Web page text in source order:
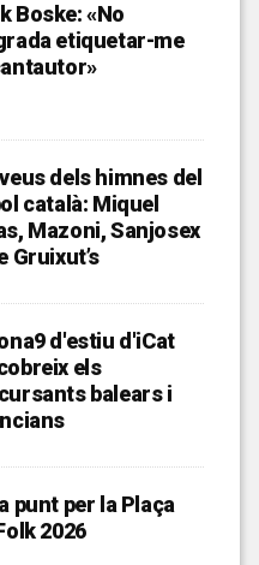
Boske: «No
etiquetar-me
dels himnes del
català: Miquel
Mazoni, Sanjosex
Gruixut’s
d'estiu d'iCat
els
balears i
punt per la Plaça
2026